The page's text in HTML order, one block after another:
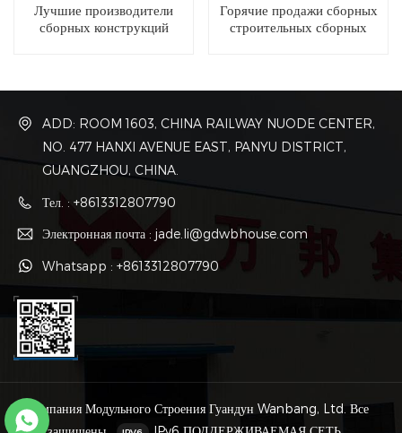
Лучшие производители
сборных конструкций
Горячие продажи сборных
строительных сборных
ADD: ROOM 1603, CHINA RAILWAY NUODE CENTER,
NO. 477 HANXI AVENUE EAST, PANYU DISTRICT,
GUANGZHOU, CHINA.
Тел. : +8613312807790
Электронная почта : jade.li@gdwbhouse.com
Whatsapp : +8613312807790
© Компания Модульного Строения Гуандун Wanbang, Ltd. Все